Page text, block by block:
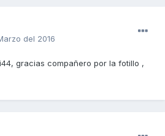
del 2016
gracias compañero por la fotillo ,